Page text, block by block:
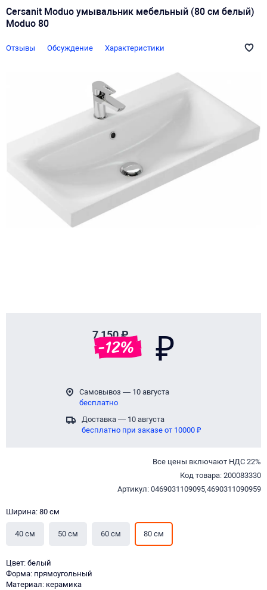
Cersanit Moduo умывальник мебельный (80 см белый)
Moduo 80
Отзывы Обсуждение Характеристики
7 150 ₽
-12% ₽
Самовывоз — 10 августа
бесплатно
Доставка — 10 августа
бесплатно при заказе от 10000 ₽
Все цены включают НДС 22%
Код товара: 200083330
Артикул: 0469031109095,4690311090959
Ширина: 80 см
40 см 50 см 60 см 80 см
Цвет: белый
Форма: прямоугольный
Материал: керамика